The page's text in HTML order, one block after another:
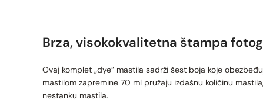
Brza, visokokvalitetna štampa
Ovaj komplet „dye” mastila sadrži šest boja koje
mastilom zapremine 70 ml pružaju izdašnu količinu
nestanku mastila.